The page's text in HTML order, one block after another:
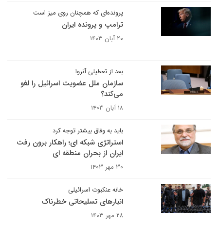
پرونده‌ای که همچنان روی میز است
ترامپ و پرونده ایران
۲۰ آبان ۱۴۰۳
بعد از تعطیلی آنروا
سازمان ملل عضویت اسرائیل را لغو
می‌کند؟
۱۸ آبان ۱۴۰۳
باید به وفاق بیشتر توجه کرد
استراتژی شبکه ای؛ راهکار برون رفت
ایران از بحران منطقه ای
۳۰ مهر ۱۴۰۳
خانه عنکبوت اسرائیلی
انبارهای تسلیحاتی خطرناک
۲۸ مهر ۱۴۰۳